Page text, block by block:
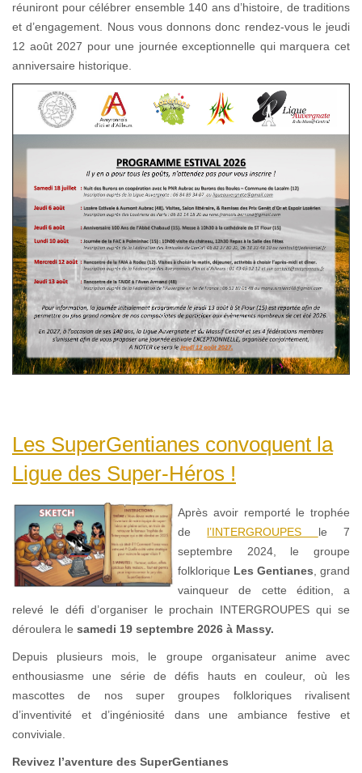
réuniront pour célébrer ensemble 140 ans d’histoire, de traditions
et d’engagement. Nous vous donnons donc rendez-vous le jeudi
12 août 2027 pour une journée exceptionnelle qui marquera cet
anniversaire historique.
Les SuperGentianes convoquent la
Ligue des Super-Héros !
Après avoir remporté le trophée
de l’INTERGROUPES le 7
septembre 2024, le groupe
folklorique Les Gentianes , grand
vainqueur de cette édition, a
relevé le défi d’organiser le prochain INTERGROUPES qui se
déroulera le samedi 19 septembre 2026 à Massy.
Depuis plusieurs mois, le groupe organisateur anime avec
enthousiasme une série de défis hauts en couleur, où les
mascottes de nos super groupes folkloriques rivalisent
d’inventivité et d’ingéniosité dans une ambiance festive et
conviviale.
Revivez l’aventure des SuperGentianes